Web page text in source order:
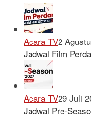
Acara TV2
Jadwal Film
Acara TV29 Juli
Jadwal Pre-